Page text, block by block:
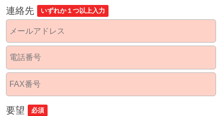
連絡先 いずれか１つ以上入力
要望 必須